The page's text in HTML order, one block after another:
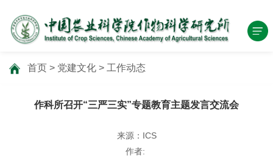
首页 > 党建文化 > 工作动态
作科所召开“三严三实”专题教育主题发言交流会
来源：ICS
作者: